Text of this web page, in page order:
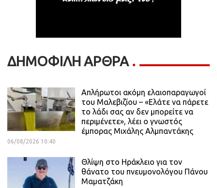
ΔΗΜΟΦΙΛΗ ΑΡΘΡΑ
Απλήρωτοι ακόμη ελαιοπαραγωγοί
του Μαλεβιζίου – «Ελάτε να πάρετε
το λάδι σας αν δεν μπορείτε να
περιμένετε», λέει ο γνωστός
έμπορας Μιχάλης Αλμπαντάκης
06/08/2026 10:40
Θλίψη στο Ηράκλειο για τον
θάνατο του πνευμονολόγου Πάνου
Μαματζάκη